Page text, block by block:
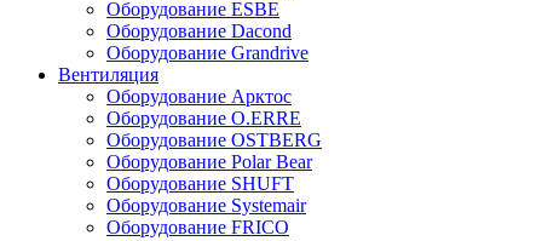
Оборудование ESBE
Оборудование Dacond
Оборудование Grandrive
Вентиляция
Оборудование Арктос
Оборудование O.ERRE
Оборудование OSTBERG
Оборудование Polar Bear
Оборудование SHUFT
Оборудование Systemair
Оборудование FRICO